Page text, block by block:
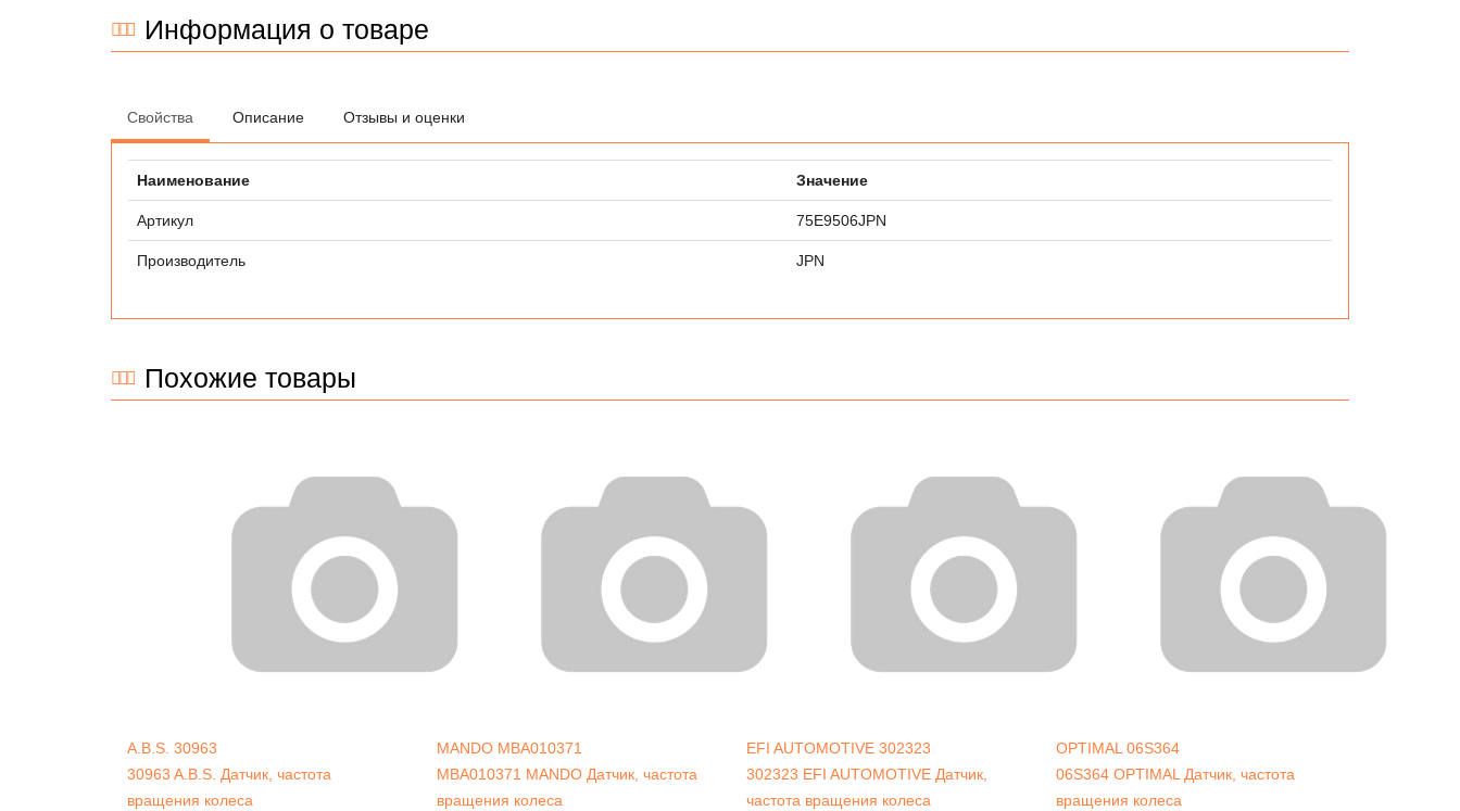
Информация о товаре
Свойства Описание Отзывы и оценки
Наименование Значение
Артикул 75E9506JPN
Производитель JPN
Похожие товары
A.B.S. 30963
30963 A.B.S. Датчик, частота
вращения колеса
MANDO MBA010371
MBA010371 MANDO Датчик, частота
вращения колеса
EFI AUTOMOTIVE 302323
302323 EFI AUTOMOTIVE Датчик,
частота вращения колеса
OPTIMAL 06S364
06S364 OPTIMAL Датчик, частота
вращения колеса